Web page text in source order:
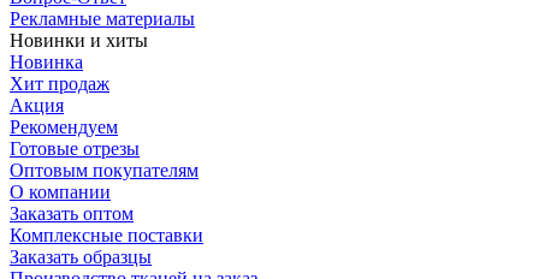
Рекламные материалы
Новинки и хиты
Новинка
Хит продаж
Акция
Рекомендуем
Готовые отрезы
Оптовым покупателям
О компании
Заказать оптом
Комплексные поставки
Заказать образцы